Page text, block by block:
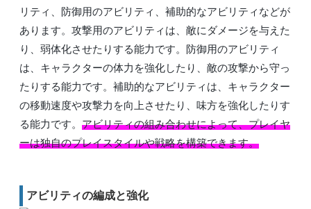
リティ、防御用のアビリティ、補助的なアビリティなどが
あります。攻撃用のアビリティは、敵にダメージを与えた
り、弱体化させたりする能力です。防御用のアビリティ
は、キャラクターの体力を強化したり、敵の攻撃から守っ
たりする能力です。補助的なアビリティは、キャラクター
の移動速度や攻撃力を向上させたり、味方を強化したりす
る能力です。 アビリティの組み合わせによって、プレイヤ
ーは独自のプレイスタイルや戦略を構築できます。
アビリティの編成と強化